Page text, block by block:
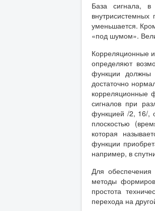
База сигнала,
уменьшается.
«под шумом».
Корреляционные
определяют
функции должны
достаточно
корреляционные
сигналов при
функцией /2, 16/,
плоскостью
которая
функции
например, в
Для обеспечения
методы
простота
перехода на